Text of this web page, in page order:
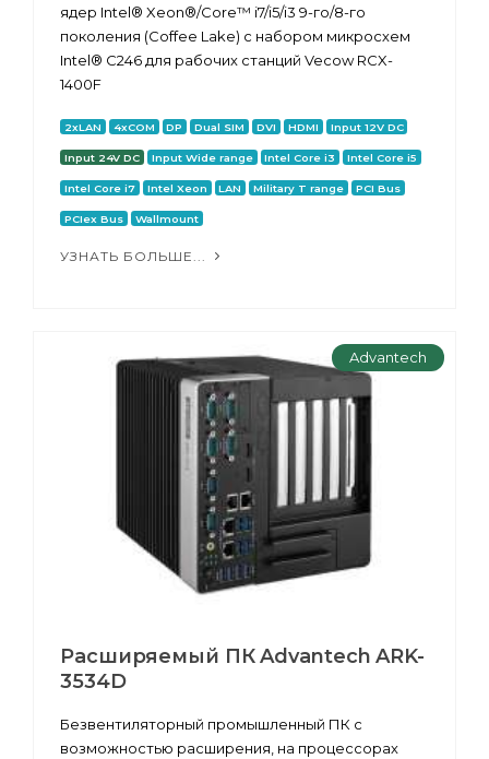
ядер Intel® Xeon®/Core™ i7/i5/i3 9-го/8-го
поколения (Coffee Lake) с набором микросхем
Intel® C246 для рабочих станций Vecow RCX-
1400F
2xLAN 4xCOM DP Dual SIM DVI HDMI Input 12V DC
Input 24V DC Input Wide range Intel Core i3 Intel Core i5
Intel Core i7 Intel Xeon LAN Military T range PCI Bus
PCIex Bus Wallmount
УЗНАТЬ БОЛЬШЕ...
Advantech
Расширяемый ПК Advantech ARK-
3534D
Безвентиляторный промышленный ПК с
возможностью расширения, на процессорах